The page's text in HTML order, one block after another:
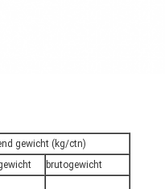
gewicht (kg/ctn)
brutogewicht